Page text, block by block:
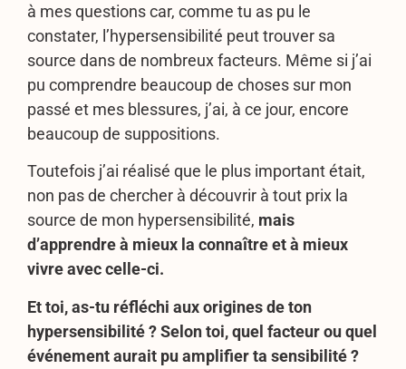
à mes questions car, comme tu as pu le
constater, l’hypersensibilité peut trouver sa
source dans de nombreux facteurs. Même si j’ai
pu comprendre beaucoup de choses sur mon
passé et mes blessures, j’ai, à ce jour, encore
beaucoup de suppositions.
Toutefois j’ai réalisé que le plus important était,
non pas de chercher à découvrir à tout prix la
source de mon hypersensibilité, mais
d’apprendre à mieux la connaître et à mieux
vivre avec celle-ci.
Et toi, as-tu réfléchi aux origines de ton
hypersensibilité ? Selon toi, quel facteur ou quel
événement aurait pu amplifier ta sensibilité ?